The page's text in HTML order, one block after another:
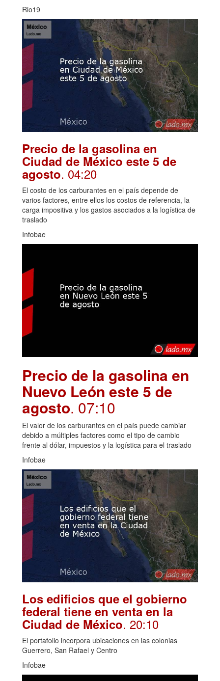
Rio19
Precio de la gasolina en
Ciudad de México este 5 de
agosto. 04:20
El costo de los carburantes en el país depende de
varios factores, entre ellos los costos de referencia, la
carga impositiva y los gastos asociados a la logística de
traslado
Infobae
Precio de la gasolina en
Nuevo León este 5 de
agosto. 07:10
El valor de los carburantes en el país puede cambiar
debido a múltiples factores como el tipo de cambio
frente al dólar, impuestos y la logística para el traslado
Infobae
Los edificios que el gobierno
federal tiene en venta en la
Ciudad de México. 20:10
El portafolio incorpora ubicaciones en las colonias
Guerrero, San Rafael y Centro
Infobae